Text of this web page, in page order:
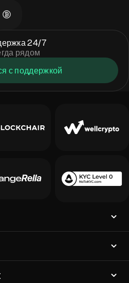
24/7
рядом
с поддержкой